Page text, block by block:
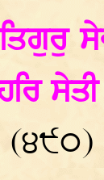
(੪੯੦)